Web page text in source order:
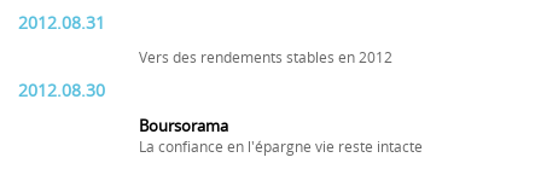
2012.08.31
Vers des rendements stables en 2012
2012.08.30
Boursorama
La confiance en l'épargne vie reste intacte